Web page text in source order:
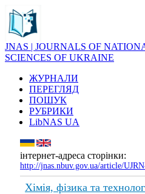
JNAS | JOURNALS OF
SCIENCES OF UKRAINE
ЖУРНАЛИ
ПЕРЕГЛЯД
ПОШУК
РУБРИКИ
LibNAS UA
інтернет-адреса сторінки:
http://jnas.nbuv.gov.ua/article/
Хімія, фізика та